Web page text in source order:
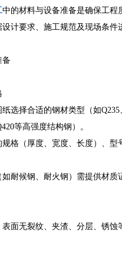
中的材料与设备准备是确保工程
计要求、施工规范及现场条件
择合适的钢材类型（如Q235
等高强度结构钢）。
（厚度、宽度、长度）、型
候钢、耐火钢）需提供材质
无裂纹、夹渣、分层、锈蚀